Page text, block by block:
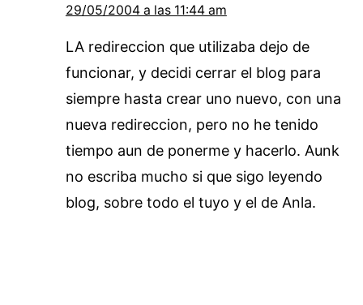
29/05/2004 a las 11:44 am
LA redireccion que utilizaba dejo de
funcionar, y decidi cerrar el blog para
siempre hasta crear uno nuevo, con una
nueva redireccion, pero no he tenido
tiempo aun de ponerme y hacerlo. Aunk
no escriba mucho si que sigo leyendo
blog, sobre todo el tuyo y el de Anla.